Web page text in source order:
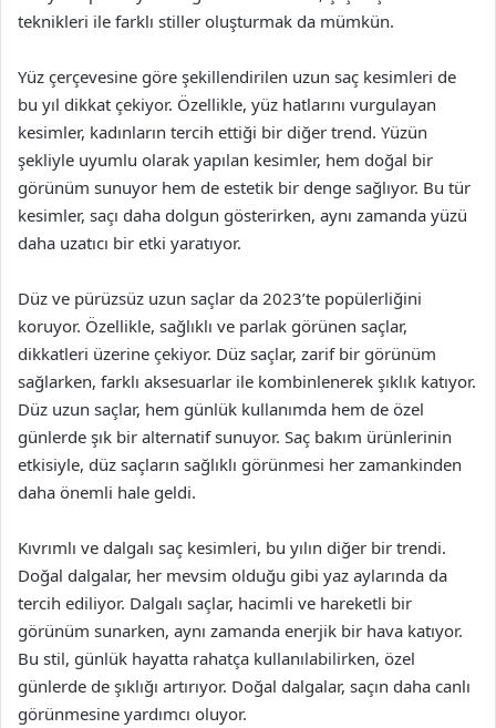
teknikleri ile farklı stiller oluşturmak da mümkün.
Yüz çerçevesine göre şekillendirilen uzun saç kesimleri de
bu yıl dikkat çekiyor. Özellikle, yüz hatlarını vurgulayan
kesimler, kadınların tercih ettiği bir diğer trend. Yüzün
şekliyle uyumlu olarak yapılan kesimler, hem doğal bir
görünüm sunuyor hem de estetik bir denge sağlıyor. Bu tür
kesimler, saçı daha dolgun gösterirken, aynı zamanda yüzü
daha uzatıcı bir etki yaratıyor.
Düz ve pürüzsüz uzun saçlar da 2023’te popülerliğini
koruyor. Özellikle, sağlıklı ve parlak görünen saçlar,
dikkatleri üzerine çekiyor. Düz saçlar, zarif bir görünüm
sağlarken, farklı aksesuarlar ile kombinlenerek şıklık katıyor.
Düz uzun saçlar, hem günlük kullanımda hem de özel
günlerde şık bir alternatif sunuyor. Saç bakım ürünlerinin
etkisiyle, düz saçların sağlıklı görünmesi her zamankinden
daha önemli hale geldi.
Kıvrımlı ve dalgalı saç kesimleri, bu yılın diğer bir trendi.
Doğal dalgalar, her mevsim olduğu gibi yaz aylarında da
tercih ediliyor. Dalgalı saçlar, hacimli ve hareketli bir
görünüm sunarken, aynı zamanda enerjik bir hava katıyor.
Bu stil, günlük hayatta rahatça kullanılabilirken, özel
günlerde de şıklığı artırıyor. Doğal dalgalar, saçın daha canlı
görünmesine yardımcı oluyor.